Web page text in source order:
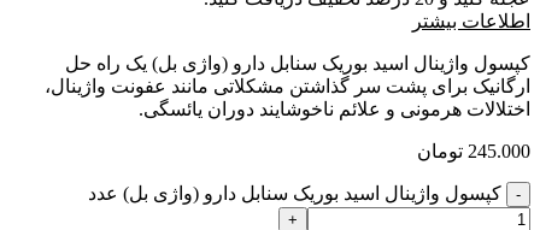
طلاعات بیشتر
کپسول واژینال اسید بوریک سنابل دارو (واژی بل) یک راه حل
ارگانیک برای پشت سر گذاشتن مشکلاتی مانند عفونت واژینال،
اختلالات هرمونی و علائم ناخوشایند دوران یائسگی.
245.000 تومان
کپسول واژینال اسید بوریک سنابل دارو (واژی بل) عدد